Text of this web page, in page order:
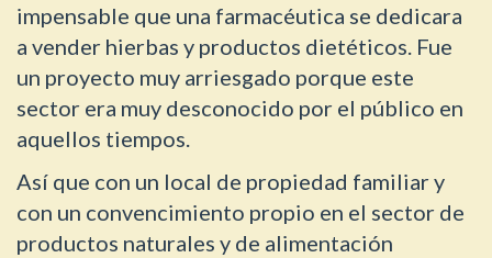
impensable que una farmacéutica se dedicara
a vender hierbas y productos dietéticos. Fue
un proyecto muy arriesgado porque este
sector era muy desconocido por el público en
aquellos tiempos.
Así que con un local de propiedad familiar y
con un convencimiento propio en el sector de
productos naturales y de alimentación